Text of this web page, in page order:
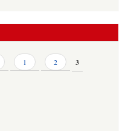
1 2 3